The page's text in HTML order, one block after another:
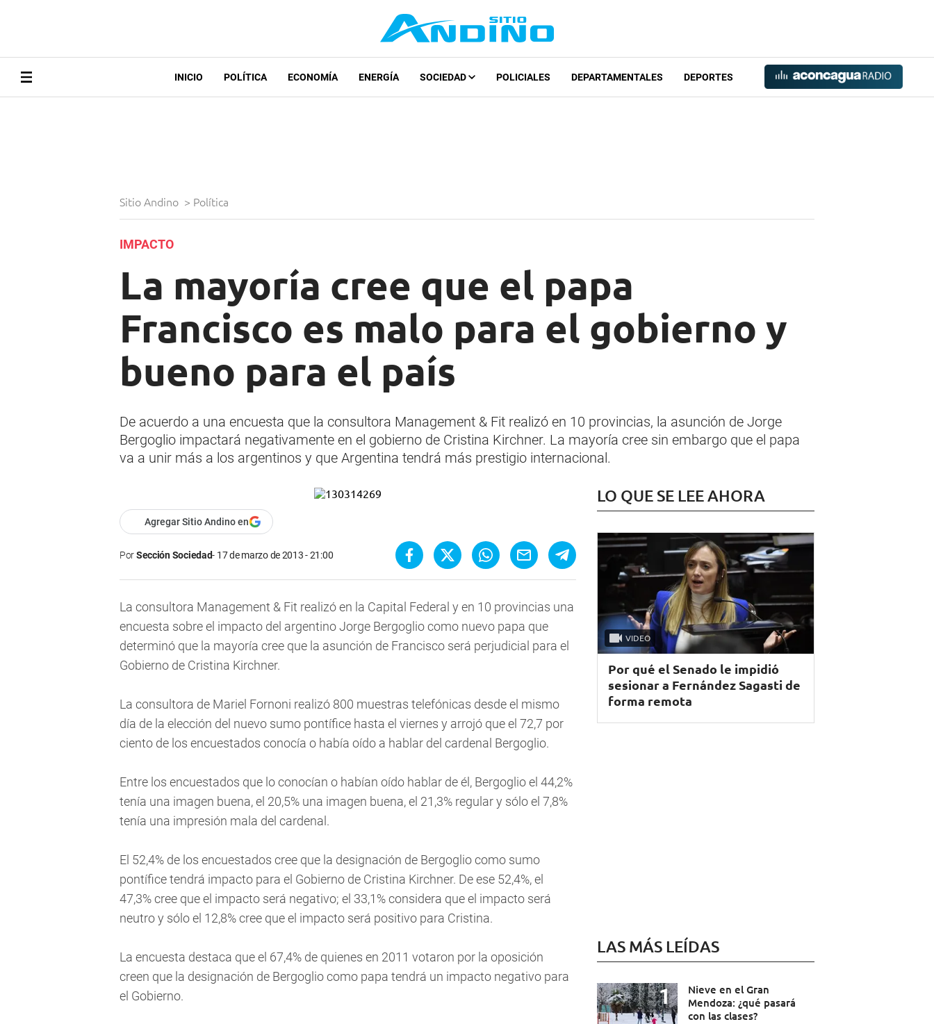
INICIO POLÍTICA ECONOMÍA ENERGÍA SOCIEDAD POLICIALES DEPARTAMENTALES DEPORTES
Sitio Andino > Política
IMPACTO
La mayoría cree que el papa
Francisco es malo para el gobierno y
bueno para el país
De acuerdo a una encuesta que la consultora Management & Fit realizó en 10 provincias, la asunción de Jorge
Bergoglio impactará negativamente en el gobierno de Cristina Kirchner. La mayoría cree sin embargo que el papa
va a unir más a los argentinos y que Argentina tendrá más prestigio internacional.
Agregar Sitio Andino en
PorSección Sociedad 17 de marzo de 2013 - 21:00
La consultora Management & Fit realizó en la Capital Federal y en 10 provincias una
encuesta sobre el impacto del argentino Jorge Bergoglio como nuevo papa que
determinó que la mayoría cree que la asunción de Francisco será perjudicial para el
Gobierno de Cristina Kirchner.
La consultora de Mariel Fornoni realizó 800 muestras telefónicas desde el mismo
día de la elección del nuevo sumo pontífice hasta el viernes y arrojó que el 72,7 por
ciento de los encuestados conocía o había oído a hablar del cardenal Bergoglio.
Entre los encuestados que lo conocían o habían oído hablar de él, Bergoglio el 44,2%
tenía una imagen buena, el 20,5% una imagen buena, el 21,3% regular y sólo el 7,8%
tenía una impresión mala del cardenal.
El 52,4% de los encuestados cree que la designación de Bergoglio como sumo
pontífice tendrá impacto para el Gobierno de Cristina Kirchner. De ese 52,4%, el
47,3% cree que el impacto será negativo; el 33,1% considera que el impacto será
neutro y sólo el 12,8% cree que el impacto será positivo para Cristina.
La encuesta destaca que el 67,4% de quienes en 2011 votaron por la oposición
creen que la designación de Bergoglio como papa tendrá un impacto negativo para
el Gobierno.
LO QUE SE LEE AHORA
VIDEO
Por qué el Senado le impidió
sesionar a Fernández Sagasti de
forma remota
LAS MÁS LEÍDAS
Nieve en el Gran
Mendoza: ¿qué pasará
con las clases?